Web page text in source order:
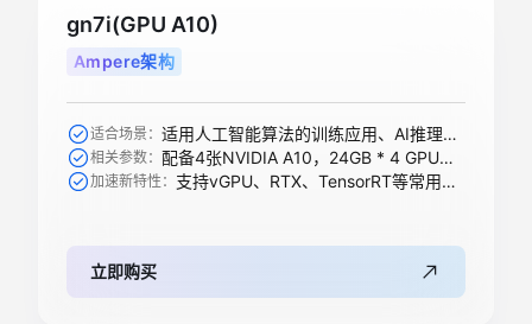
gn7i(GPU A10)
Ampere架构
适合场景： 适用人工智能算法的训练应用、AI推理、科学计算等
相关参数： 配备4张NVIDIA A10，24GB * 4 GPU显存
加速新特性： 支持vGPU、RTX、TensorRT等常用加速功能
立即购买